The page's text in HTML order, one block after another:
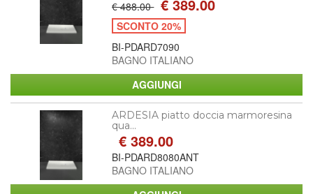
€ 488.00 € 389.00
SCONTO 20%
BI-PDARD7090
BAGNO ITALIANO
ARDESIA piatto doccia marmoresina
qua...
€ 389.00
BI-PDARD8080ANT
BAGNO ITALIANO